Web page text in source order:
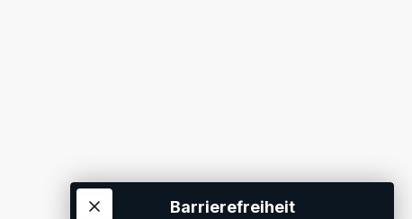
Barrierefreiheit